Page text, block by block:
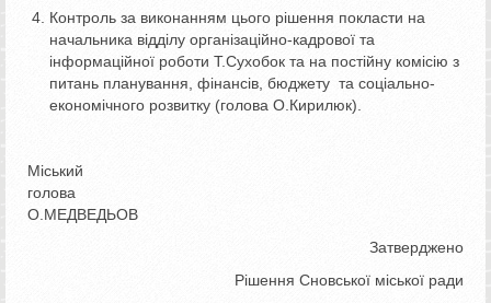
Контроль за виконанням цього рішення покласти на
начальника відділу організаційно-кадрової та
інформаційної роботи Т.Сухобок та на постійну комісію з
питань планування, фінансів, бюджету та соціально-
економічного розвитку (голова О.Кирилюк).
Міський
голова
О.МЕДВЕДЬОВ
Затверджено
Рішення Сновської міської ради